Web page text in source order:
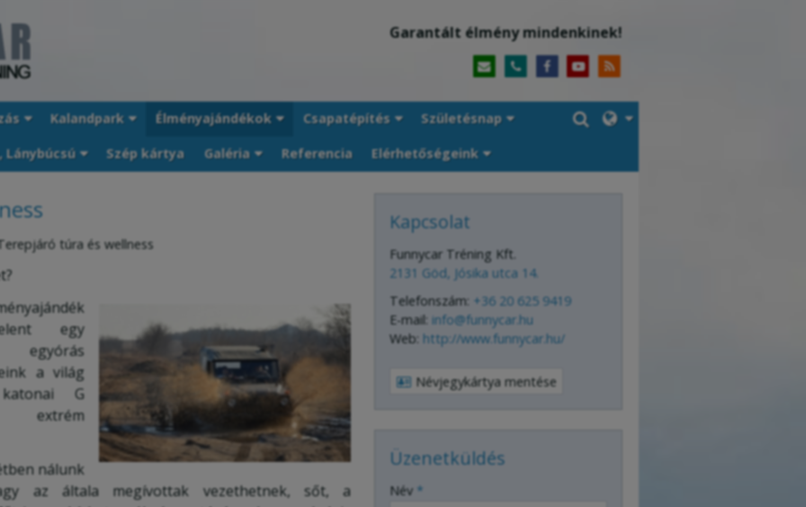
Garantált élmény mindenkinek!
Kalandpark Élményajándékok Csapatépítés Születésnap
Lánybúcsú Szép kártya Galéria Referencia Elérhetőségeink
túra és wellness
egy
a világ
G
extrém
nálunk
az általa megívottak vezethetnek, sőt, a
Kapcsolat
Funnycar Tréning Kft.
2131 Göd, Jósika utca 14.
Telefonszám: +36 20 625 9419
E-mail: info@funnycar.hu
Web: http://www.funnycar.hu/
Névjegykártya mentése
Üzenetküldés
Név *